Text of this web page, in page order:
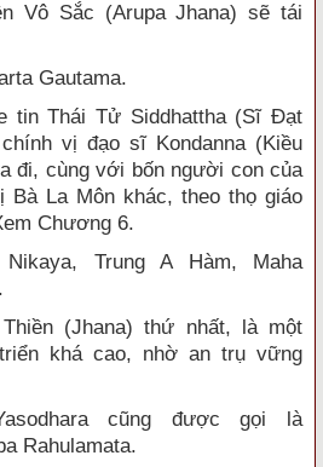
Vô Sắc (Arupa Jhana) sẽ tái
Gautama.
tin Thái Tử Siddhattha (Sĩ Đạt
vị đạo sĩ Kondanna (Kiều
đi, cùng với bốn người con của
Bà La Môn khác, theo thọ giáo
Chương 6.
Trung A Hàm, Maha
(Jhana) thứ nhất, là một
khá cao, nhờ an trụ vững
cũng được gọi là
Rahulamata.